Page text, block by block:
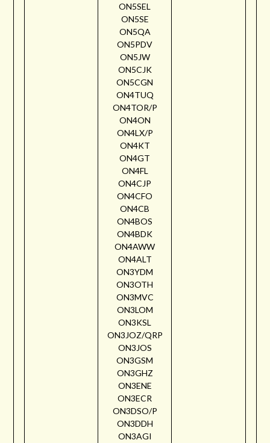
ON5SEL
ON5SE
ON5QA
ON5PDV
ON5JW
ON5CJK
ON5CGN
ON4TUQ
ON4TOR/P
ON4ON
ON4LX/P
ON4KT
ON4GT
ON4FL
ON4CJP
ON4CFO
ON4CB
ON4BOS
ON4BDK
ON4AWW
ON4ALT
ON3YDM
ON3OTH
ON3MVC
ON3LOM
ON3KSL
ON3JOZ/QRP
ON3JOS
ON3GSM
ON3GHZ
ON3ENE
ON3ECR
ON3DSO/P
ON3DDH
ON3AGI